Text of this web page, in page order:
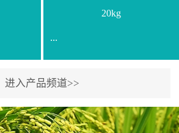
前一
施一
在
逐步
。3、
100
与复合肥、水溶肥或细土
混均后沟施、穴施、撒施
均可。3、沟施穴施:幼树
环状沟施，每棵用150-
200g，成年树放射状沟
施，每棵用0.5kg-1kg，可
溶肥
【产
【技术
20kg
...
【通用名称】有机水溶肥
料【产品剂型】水剂【产
品规格】5kg、20kg【技术
进入产品频道>>